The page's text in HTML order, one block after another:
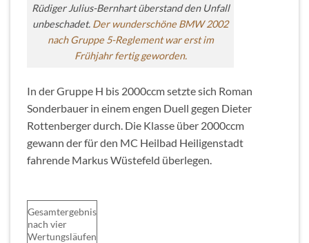
Rüdiger Julius-Bernhart überstand den Unfall
unbeschadet. Der wunderschöne BMW 2002
nach Gruppe 5-Reglement war erst im
Frühjahr fertig geworden.
In der Gruppe H bis 2000ccm setzte sich Roman
Sonderbauer in einem engen Duell gegen Dieter
Rottenberger durch. Die Klasse über 2000ccm
gewann der für den MC Heilbad Heiligenstadt
fahrende Markus Wüstefeld überlegen.
Gesamtergebnis
nach vier
Wertungsläufen